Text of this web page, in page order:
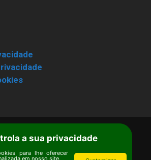
de Uso |Estatuto
Ipê – Instituto de Pesquisas
a sua privacidade
para lhe oferecer
em nosso site.